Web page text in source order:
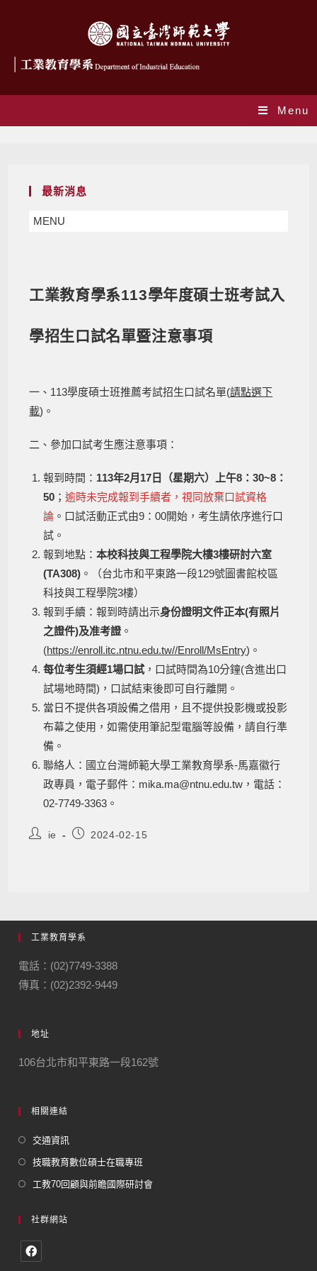
Menu
最新消息
MENU
工業教育學系113學年度碩士班考試入
學招生口試名單暨注意事項
一、113學度碩士班推薦考試招生口試名單(請點選下
載)。
二、參加口試考生應注意事項：
報到時間： 113年2月17日（星期六）上午8：30~8：
50 ；逾時未完成報到手續者，視同放棄口試資格
論 。口試活動正式由9：00開始，考生請依序進行口
試。
報到地點：本校科技與工程學院大樓3樓研討六室
(TA308) 。（台北市和平東路一段129號圖書館校區
科技與工程學院3樓）
報到手續：報到時請出示身份證明文件正本(有照片
之證件)及准考證。
(https://enroll.itc.ntnu.edu.tw//Enroll/MsEntry)。
每位考生須經1場口試 ，口試時間為10分鐘(含進出口
試場地時間)，口試結束後即可自行離開。
當日不提供各項設備之借用，且不提供投影機或投影
布幕之使用，如需使用筆記型電腦等設備，請自行準
備。
聯絡人：國立台灣師範大學工業教育學系-馬嘉徽行
政專員，電子郵件：mika.ma@ntnu.edu.tw，電話：
02-7749-3363。
ie 2024-02-15
工業教育學系
電話：(02)7749-3388
傳真：(02)2392-9449
地址
106台北市和平東路一段162號
相關連結
交通資訊
技職教育數位碩士在職專班
工教70回顧與前瞻國際研討會
社群網站